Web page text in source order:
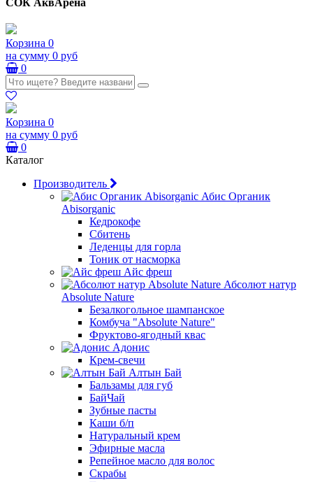
СОК АквАрена
Корзина 0
на сумму 0 руб
0
Корзина 0
на сумму 0 руб
0
Каталог
Производитель
Абис Органик
Abisorganic
Кедрокофе
Сбитень
Леденцы для горла
Тоник от насморка
Айс фреш
Абсолют натур
Absolute Nature
Безалкогольное шампанское
Комбуча "Absolute Nature"
Фруктово-ягодный квас
Адонис
Крем-свечи
Алтын Бай
Бальзамы для губ
БайЧай
Зубные пасты
Каши б/п
Натуральный крем
Эфирные масла
Репейное масло для волос
Скрабы